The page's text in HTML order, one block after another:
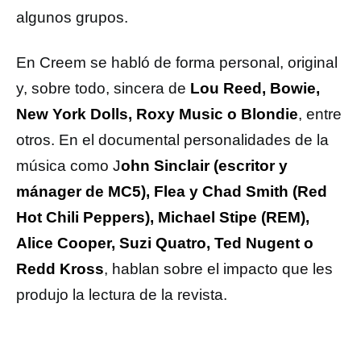
algunos grupos.
En Creem se habló de forma personal, original
y, sobre todo, sincera de Lou Reed, Bowie,
New York Dolls, Roxy Music o Blondie, entre
otros. En el documental personalidades de la
música como John Sinclair (escritor y
mánager de MC5), Flea y Chad Smith (Red
Hot Chili Peppers), Michael Stipe (REM),
Alice Cooper, Suzi Quatro, Ted Nugent o
Redd Kross, hablan sobre el impacto que les
produjo la lectura de la revista.